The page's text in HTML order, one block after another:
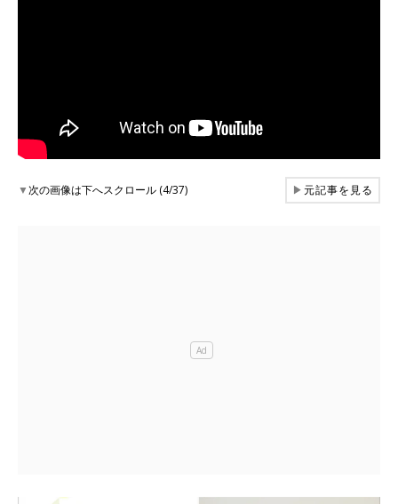
▼次の画像は下へスクロール (4/37) ▶元記事を見る